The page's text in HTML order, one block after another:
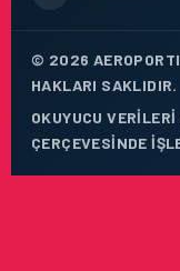
© 2026
HAKLARI SAKLIDIR.
OKUYUCU
ÇERÇEVESINDE